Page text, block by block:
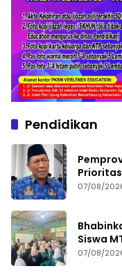
Pendidikan
07/08/
Siswa
Remaja
07/08/